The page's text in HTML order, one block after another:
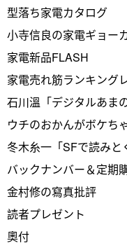
型落ち家電カタログ
小寺信良の家電ギョー
家電新品FLASH
家電売れ筋ランキング
石川溫「デジタルあま
ウチのおかんがボケち
冬木糸一「SFで読みと
バックナンバー＆定期
金村修の寫真批評
読者プレゼント
奧付